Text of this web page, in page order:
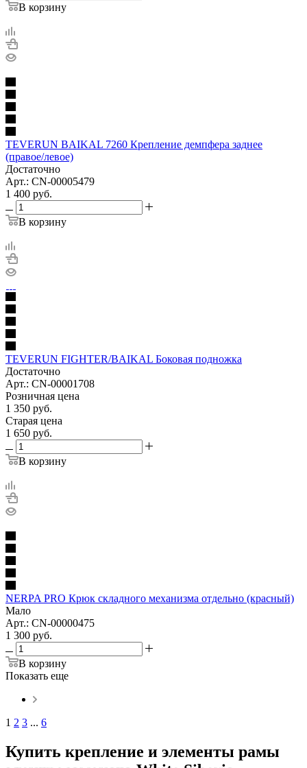
В корзину
TEVERUN BAIKAL 7260 Крепление демпфера заднее
(правое/левое)
Достаточно
Арт.: CN-00005479
1 400 руб.
В корзину
TEVERUN FIGHTER/BAIKAL Боковая подножка
Достаточно
Арт.: CN-00001708
Розничная цена
1 350 руб.
Старая цена
1 650 руб.
В корзину
NERPA PRO Крюк складного механизма отдельно (красный)
Мало
Арт.: CN-00000475
1 300 руб.
В корзину
Показать еще
1 2 3 ... 6
Купить крепление и элементы рамы